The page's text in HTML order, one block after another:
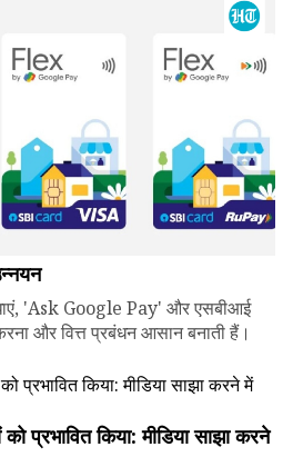
'Ask Google Pay' और एसबीआई
और वित्त प्रबंधन आसान बनाती हैं।
प्रभावित किया: मीडिया साझा करने